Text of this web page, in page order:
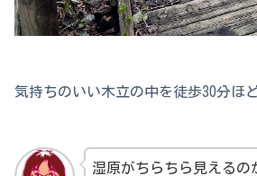
気持ちのいい木立の中を徒歩30分ほ
湿原がちらちら見えるの